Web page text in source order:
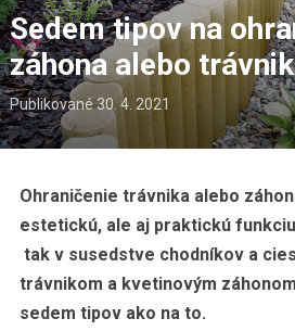
Sedem tipov na
záhona alebo
Publikované30. 4. 2021
Ohraničenie trávnika alebo
estetickú, ale aj praktickú
tak v susedstve chodníkov a
trávnikom a kvetinovým
sedem tipov ako na to.